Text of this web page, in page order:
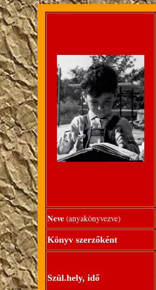
Neve(anyakönyvezve)
Könyv szerzőként
Szül.hely, idő